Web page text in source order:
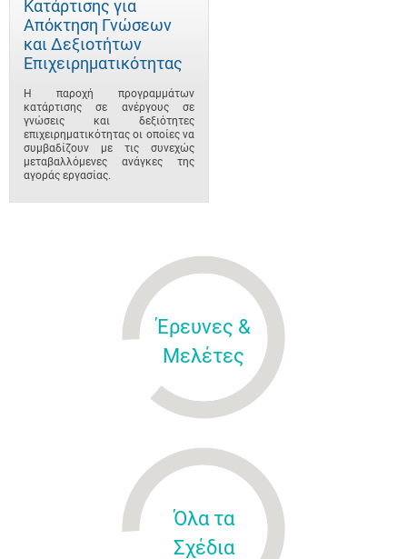
Κατάρτισης για
Απόκτηση Γνώσεων
και Δεξιοτήτων
Επιχειρηματικότητας
Η παροχή προγραμμάτων
κατάρτισης σε ανέργους σε
γνώσεις και δεξιότητες
επιχειρηματικότητας οι οποίες να
συμβαδίζουν με τις συνεχώς
μεταβαλλόμενες ανάγκες της
αγοράς εργασίας.
Έρευνες &
Μελέτες
Όλα τα
Σχέδια